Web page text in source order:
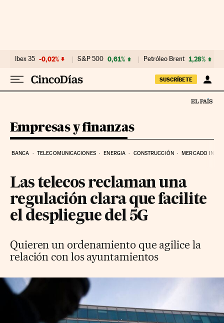
Ibex 35 -0,02% S&P 500 0,61% Petróleo Brent 1,28%
SUSCRÍBETE
Empresas y finanzas
BANCA TELECOMUNICACIONES ENERGIA CONSTRUCCIÓN MERCADO
Las telecos reclaman una
regulación clara que facilite
el despliegue del 5G
Quieren un ordenamiento que agilice la
relación con los ayuntamientos